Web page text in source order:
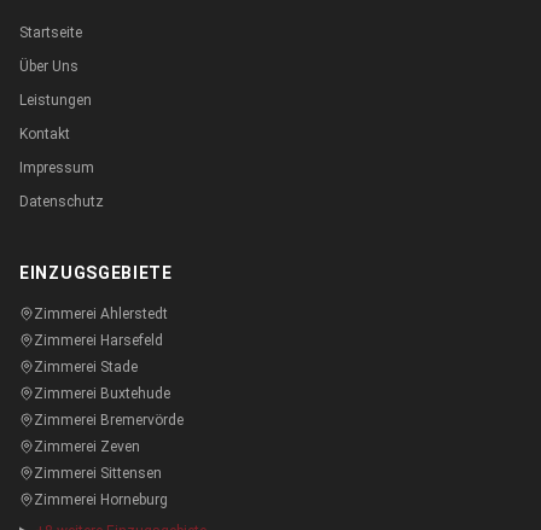
Startseite
Über Uns
Leistungen
Kontakt
Impressum
Datenschutz
EINZUGSGEBIETE
Zimmerei Ahlerstedt
Zimmerei Harsefeld
Zimmerei Stade
Zimmerei Buxtehude
Zimmerei Bremervörde
Zimmerei Zeven
Zimmerei Sittensen
Zimmerei Horneburg